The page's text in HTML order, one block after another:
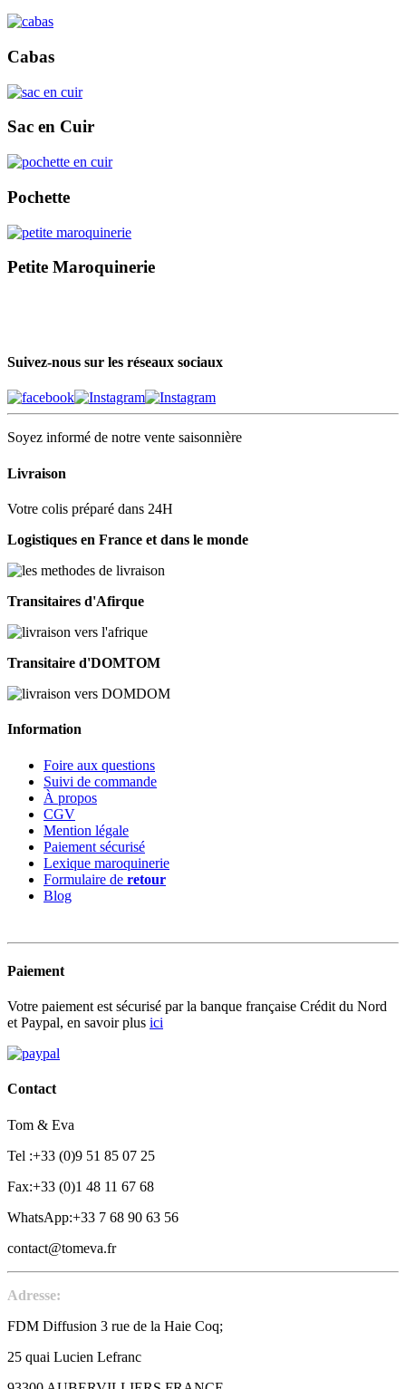
Cabas
Sac en Cuir
Pochette
Petite Maroquinerie
Suivez-nous sur les réseaux sociaux
Soyez informé de notre vente saisonnière
Livraison
Votre colis préparé dans 24H
Logistiques en France et dans le monde
Transitaires d'Afirque
Transitaire d'DOMTOM
Information
Foire aux questions
Suivi de commande
À propos
CGV
Mention légale
Paiement sécurisé
Lexique maroquinerie
Formulaire de retour
Blog
Paiement
Votre paiement est sécurisé par la banque française Crédit du Nord
et Paypal, en savoir plus ici
Contact
Tom & Eva
Tel :+33 (0)9 51 85 07 25
Fax:+33 (0)1 48 11 67 68
WhatsApp:+33 7 68 90 63 56
contact@tomeva.fr
Adresse:
FDM Diffusion 3 rue de la Haie Coq;
25 quai Lucien Lefranc